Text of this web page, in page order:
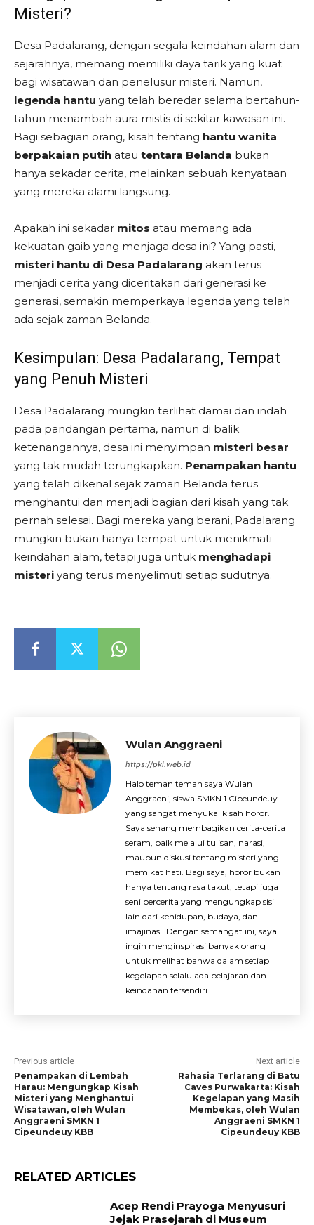
Misteri?
Desa Padalarang, dengan segala keindahan alam dan
sejarahnya, memang memiliki daya tarik yang kuat
bagi wisatawan dan penelusur misteri. Namun,
legenda hantu yang telah beredar selama bertahun-
tahun menambah aura mistis di sekitar kawasan ini.
Bagi sebagian orang, kisah tentang hantu wanita
berpakaian putih atau tentara Belanda bukan
hanya sekadar cerita, melainkan sebuah kenyataan
yang mereka alami langsung.
Apakah ini sekadar mitos atau memang ada
kekuatan gaib yang menjaga desa ini? Yang pasti,
misteri hantu di Desa Padalarang akan terus
menjadi cerita yang diceritakan dari generasi ke
generasi, semakin memperkaya legenda yang telah
ada sejak zaman Belanda.
Kesimpulan: Desa Padalarang, Tempat
yang Penuh Misteri
Desa Padalarang mungkin terlihat damai dan indah
pada pandangan pertama, namun di balik
ketenangannya, desa ini menyimpan misteri besar
yang tak mudah terungkapkan. Penampakan hantu
yang telah dikenal sejak zaman Belanda terus
menghantui dan menjadi bagian dari kisah yang tak
pernah selesai. Bagi mereka yang berani, Padalarang
mungkin bukan hanya tempat untuk menikmati
keindahan alam, tetapi juga untuk menghadapi
misteri yang terus menyelimuti setiap sudutnya.
Wulan Anggraeni
https://pkl.web.id
Halo teman teman saya Wulan
Anggraeni, siswa SMKN 1 Cipeundeuy
yang sangat menyukai kisah horor.
Saya senang membagikan cerita-cerita
seram, baik melalui tulisan, narasi,
maupun diskusi tentang misteri yang
memikat hati. Bagi saya, horor bukan
hanya tentang rasa takut, tetapi juga
seni bercerita yang mengungkap sisi
lain dari kehidupan, budaya, dan
imajinasi. Dengan semangat ini, saya
ingin menginspirasi banyak orang
untuk melihat bahwa dalam setiap
kegelapan selalu ada pelajaran dan
keindahan tersendiri.
Previous article
Penampakan di Lembah
Harau: Mengungkap Kisah
Misteri yang Menghantui
Wisatawan, oleh Wulan
Anggraeni SMKN 1
Cipeundeuy KBB
Next article
Rahasia Terlarang di Batu
Caves Purwakarta: Kisah
Kegelapan yang Masih
Membekas, oleh Wulan
Anggraeni SMKN 1
Cipeundeuy KBB
RELATED ARTICLES
Acep Rendi Prayoga Menyusuri
Jejak Prasejarah di Museum